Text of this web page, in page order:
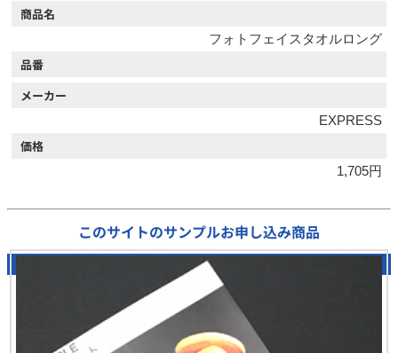
商品名
フォトフェイスタオルロング
品番
メーカー
EXPRESS
価格
1,705円
このサイトのサンプルお申し込み商品
/ 17 選択中